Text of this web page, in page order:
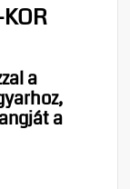
a
a